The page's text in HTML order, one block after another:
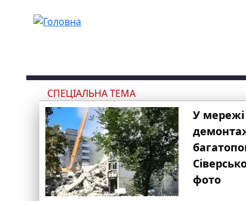
СПЕЦІАЛЬНА ТЕМА
У
фото